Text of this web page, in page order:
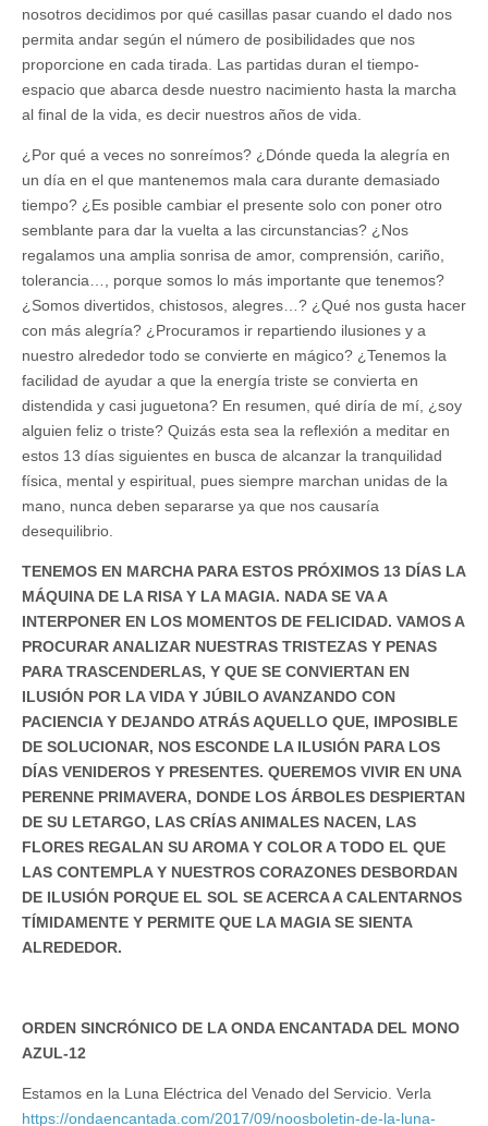
nosotros decidimos por qué casillas pasar cuando el dado nos
permita andar según el número de posibilidades que nos
proporcione en cada tirada. Las partidas duran el tiempo-
espacio que abarca desde nuestro nacimiento hasta la marcha
al final de la vida, es decir nuestros años de vida.
¿Por qué a veces no sonreímos? ¿Dónde queda la alegría en
un día en el que mantenemos mala cara durante demasiado
tiempo? ¿Es posible cambiar el presente solo con poner otro
semblante para dar la vuelta a las circunstancias? ¿Nos
regalamos una amplia sonrisa de amor, comprensión, cariño,
tolerancia…, porque somos lo más importante que tenemos?
¿Somos divertidos, chistosos, alegres…? ¿Qué nos gusta hacer
con más alegría? ¿Procuramos ir repartiendo ilusiones y a
nuestro alrededor todo se convierte en mágico? ¿Tenemos la
facilidad de ayudar a que la energía triste se convierta en
distendida y casi juguetona? En resumen, qué diría de mí, ¿soy
alguien feliz o triste? Quizás esta sea la reflexión a meditar en
estos 13 días siguientes en busca de alcanzar la tranquilidad
física, mental y espiritual, pues siempre marchan unidas de la
mano, nunca deben separarse ya que nos causaría
desequilibrio.
TENEMOS EN MARCHA PARA ESTOS PRÓXIMOS 13 DÍAS LA
MÁQUINA DE LA RISA Y LA MAGIA. NADA SE VA A
INTERPONER EN LOS MOMENTOS DE FELICIDAD. VAMOS A
PROCURAR ANALIZAR NUESTRAS TRISTEZAS Y PENAS
PARA TRASCENDERLAS, Y QUE SE CONVIERTAN EN
ILUSIÓN POR LA VIDA Y JÚBILO AVANZANDO CON
PACIENCIA Y DEJANDO ATRÁS AQUELLO QUE, IMPOSIBLE
DE SOLUCIONAR, NOS ESCONDE LA ILUSIÓN PARA LOS
DÍAS VENIDEROS Y PRESENTES. QUEREMOS VIVIR EN UNA
PERENNE PRIMAVERA, DONDE LOS ÁRBOLES DESPIERTAN
DE SU LETARGO, LAS CRÍAS ANIMALES NACEN, LAS
FLORES REGALAN SU AROMA Y COLOR A TODO EL QUE
LAS CONTEMPLA Y NUESTROS CORAZONES DESBORDAN
DE ILUSIÓN PORQUE EL SOL SE ACERCA A CALENTARNOS
TÍMIDAMENTE Y PERMITE QUE LA MAGIA SE SIENTA
ALREDEDOR.
ORDEN SINCRÓNICO DE LA ONDA ENCANTADA DEL MONO
AZUL-12
Estamos en la Luna Eléctrica del Venado del Servicio. Verla
https://ondaencantada.com/2017/09/noosboletin-de-la-luna-